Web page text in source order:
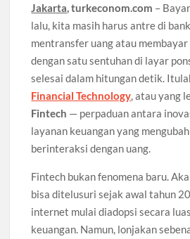
Jakarta, turkeconom.com –
lalu, kita masih harus antre di
mentransfer uang atau membayar
dengan satu sentuhan di layar
selesai dalam hitungan detik.
Financial Technology , atau yang
Fintech — perpaduan antara
layanan keuangan yang
berinteraksi dengan uang.
Fintech bukan fenomena baru.
bisa ditelusuri sejak awal tahun
internet mulai diadopsi secara
keuangan. Namun, lonjakan